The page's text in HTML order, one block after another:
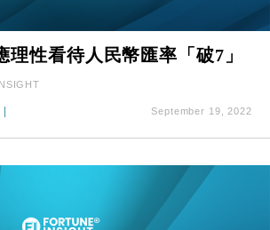
理性看待人民幣匯率「破7」
September 19, 2022